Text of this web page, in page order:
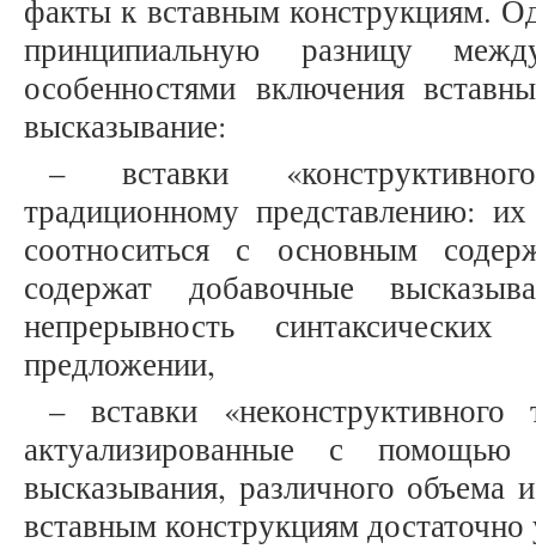
факты к вставным конструкциям.
принципиальную разницу
особенностями включения
высказывание:
– вставки
традиционному представлению:
соотноситься с основным
содержат добавочные
непрерывность
предложении,
– вставки
актуализированные с
высказывания, различного объема
вставным конструкциям достаточно